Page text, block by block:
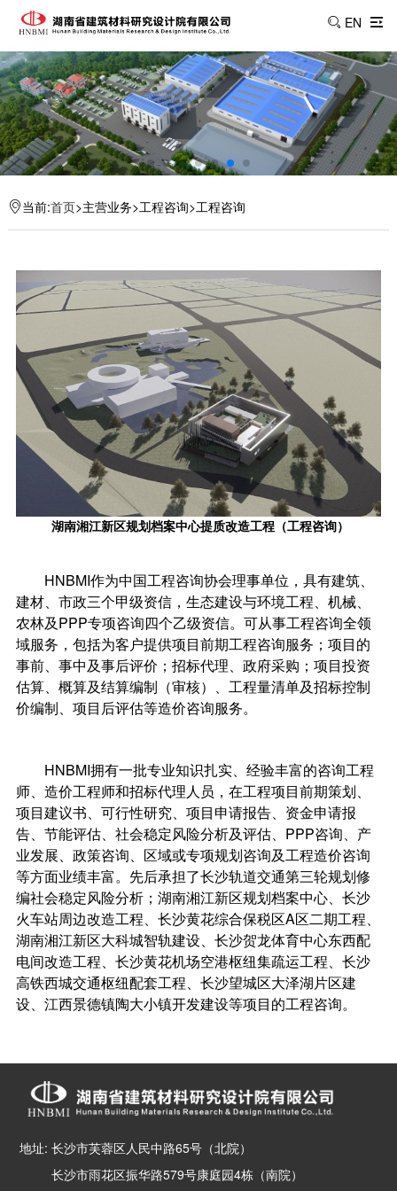
EN
当前:首页>主营业务>工程咨询>工程咨询
湖南湘江新区规划档案中心提质改造工程（工程咨询）
HNBMI作为中国工程咨询协会理事单位，具有建筑、
建材、市政三个甲级资信，生态建设与环境工程、机械、
农林及PPP专项咨询四个乙级资信。可从事工程咨询全领
域服务，包括为客户提供项目前期工程咨询服务；项目的
事前、事中及事后评价；招标代理、政府采购；项目投资
估算、概算及结算编制（审核）、工程量清单及招标控制
价编制、项目后评估等造价咨询服务。
HNBMI拥有一批专业知识扎实、经验丰富的咨询工程
师、造价工程师和招标代理人员，在工程项目前期策划、
项目建议书、可行性研究、项目申请报告、资金申请报
告、节能评估、社会稳定风险分析及评估、PPP咨询、产
业发展、政策咨询、区域或专项规划咨询及工程造价咨询
等方面业绩丰富。先后承担了长沙轨道交通第三轮规划修
编社会稳定风险分析；湖南湘江新区规划档案中心、长沙
火车站周边改造工程、长沙黄花综合保税区A区二期工程、
湖南湘江新区大科城智轨建设、长沙贺龙体育中心东西配
电间改造工程、长沙黄花机场空港枢纽集疏运工程、长沙
高铁西城交通枢纽配套工程、长沙望城区大泽湖片区建
设、江西景德镇陶大小镇开发建设等项目的工程咨询。
地址: 长沙市芙蓉区人民中路65号（北院）
长沙市雨花区振华路579号康庭园4栋（南院）